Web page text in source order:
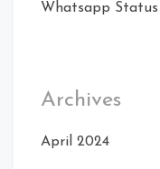
Whatsapp Status
Archives
April 2024